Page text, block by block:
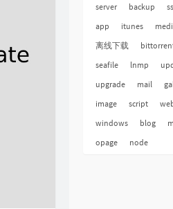
server
backup
app
itunes
离线下载
seafile
lnmp
upgrade
mail
image
script
windows
blog
opage
node